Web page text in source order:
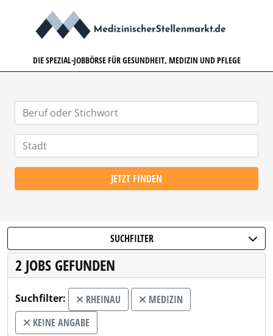
DIE SPEZIAL-JOBBÖRSE FÜR GESUNDHEIT, MEDIZIN UND PFLEGE
JETZT FINDEN
SUCHFILTER
2 JOBS GEFUNDEN
Suchfilter: RHEINAU
MEDIZIN
KEINE ANGABE